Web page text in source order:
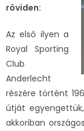
röviden:
Az első ilyen a
Royal Sporting
Club
Anderlecht
részére történt
útját
akkoriban